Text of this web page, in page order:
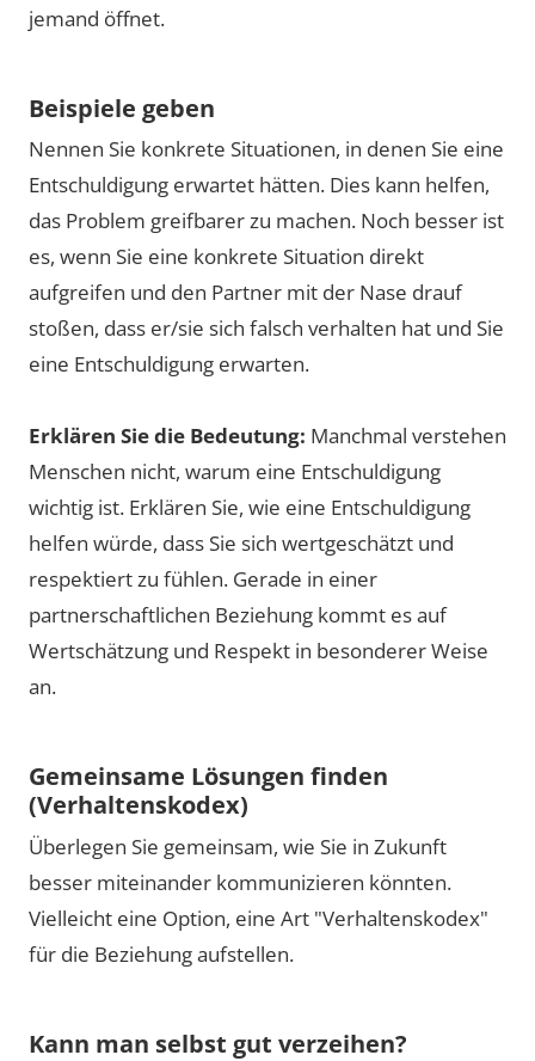
jemand öffnet.
Beispiele geben
Nennen Sie konkrete Situationen, in denen Sie eine
Entschuldigung erwartet hätten. Dies kann helfen,
das Problem greifbarer zu machen. Noch besser ist
es, wenn Sie eine konkrete Situation direkt
aufgreifen und den Partner mit der Nase drauf
stoßen, dass er/sie sich falsch verhalten hat und Sie
eine Entschuldigung erwarten.
Erklären Sie die Bedeutung: Manchmal verstehen
Menschen nicht, warum eine Entschuldigung
wichtig ist. Erklären Sie, wie eine Entschuldigung
helfen würde, dass Sie sich wertgeschätzt und
respektiert zu fühlen. Gerade in einer
partnerschaftlichen Beziehung kommt es auf
Wertschätzung und Respekt in besonderer Weise
an.
Gemeinsame Lösungen finden
(Verhaltenskodex)
Überlegen Sie gemeinsam, wie Sie in Zukunft
besser miteinander kommunizieren könnten.
Vielleicht eine Option, eine Art "Verhaltenskodex"
für die Beziehung aufstellen.
Kann man selbst gut verzeihen?